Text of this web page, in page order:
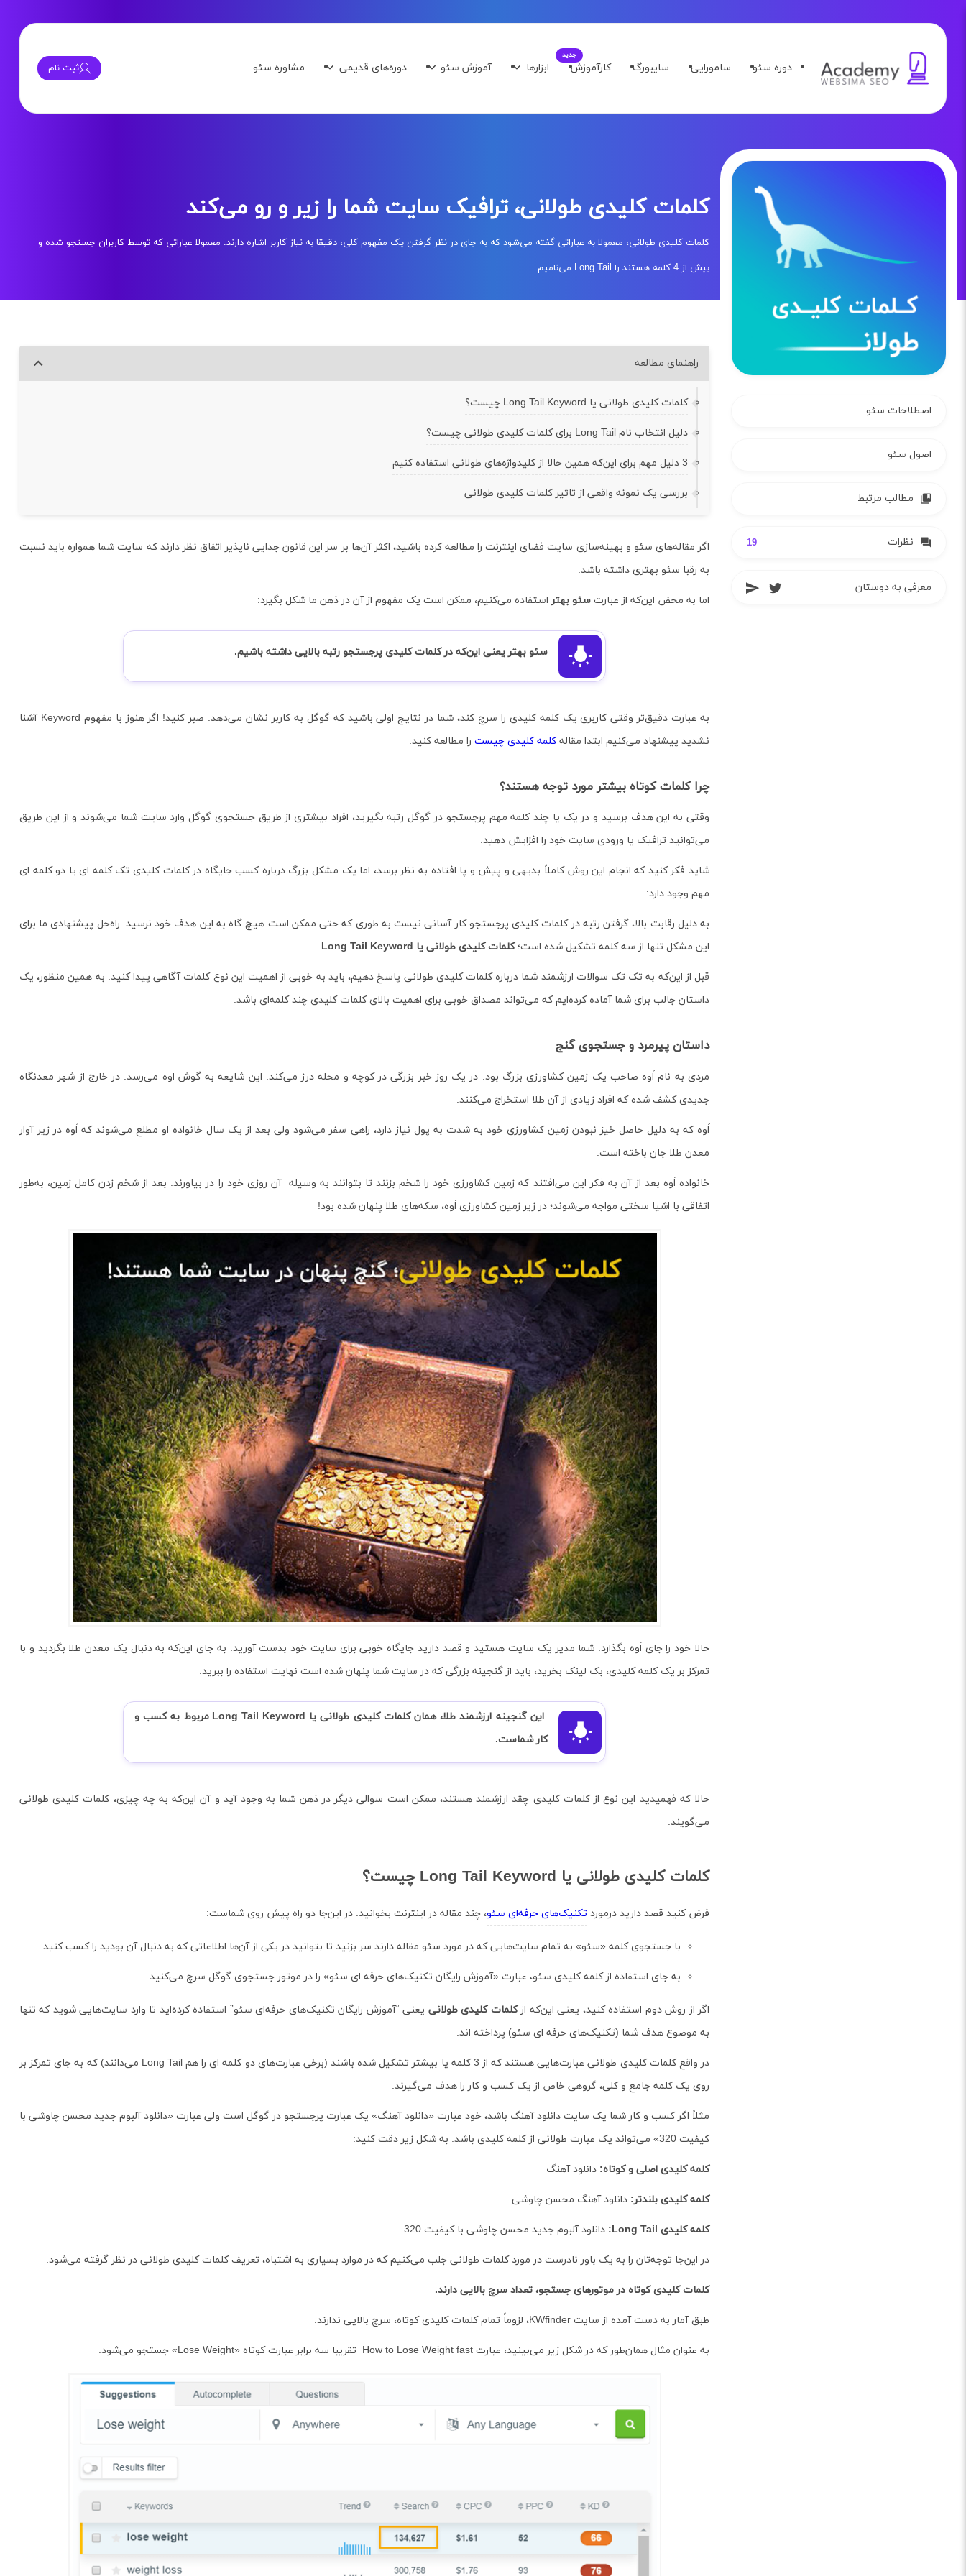
دوره سئو سامورایی سایبورگ کارآموزش ابزارها آموزش سئو دوره‌های قدیمی مشاوره سئو ثبت نام
کلمات کلیدی طولانی، ترافیک سایت شما را زیر و رو می‌کند
کلمات کلیدی طولانی، معمولا به عباراتی گفته می‌شود که به جای در نظر گرفتن یک مفهوم کلی، دقیقا به نیاز کاربر اشاره دارند. معمولا عباراتی که توسط کاربران جستجو شده و
بیش از 4 کلمه هستند را Long Tail می‌نامیم.
راهنمای مطالعه
کلمات کلیدی طولانی یا Long Tail Keyword چیست؟
دلیل انتخاب نام Long Tail برای کلمات کلیدی طولانی چیست؟
3 دلیل مهم برای این‌که همین حالا از کلیدواژه‌های طولانی استفاده کنیم
بررسی یک نمونه واقعی از تاثیر کلمات کلیدی طولانی
اگر مقاله‌های سئو و بهینه‌سازی سایت فضای اینترنت را مطالعه کرده باشید، اکثر آن‌ها بر سر این قانون جدایی ناپذیر اتفاق نظر دارند که سایت شما همواره باید نسبت
به رقبا سئو بهتری داشته باشد.
اما به محض این‌که از عبارت سئو بهتراستفاده می‌کنیم، ممکن است یک مفهوم از آن در ذهن ما شکل بگیرد:
سئو بهتر یعنی این‌که در کلمات کلیدی پرجستجو رتبه بالایی داشته باشیم.
به عبارت دقیق‌تر وقتی کاربری یک کلمه کلیدی را سرچ کند، شما در نتایج اولی باشید که گوگل به کاربر نشان می‌دهد. صبر کنید! اگر هنوز با مفهوم Keyword آشنا
نشدید پیشنهاد می‌کنیم ابتدا مقالهکلمه کلیدی چیست را مطالعه کنید.
چرا کلمات کوتاه بیشتر مورد توجه هستند؟
وقتی به این هدف برسید و در یک یا چند کلمه مهم پرجستجو در گوگل رتبه بگیرید، افراد بیشتری از طریق جستجوی گوگل وارد سایت شما می‌شوند و از این طریق
می‌توانید ترافیک یا ورودی سایت خود را افزایش دهید.
شاید فکر کنید که انجام این روش کاملاً بدیهی و پیش و پا افتاده به نظر برسد، اما یک مشکل بزرگ درباره کسب جایگاه در کلمات کلیدی تک کلمه ای یا دو کلمه ای
مهم وجود دارد:
به دلیل رقابت بالا، گرفتن رتبه در کلمات کلیدی پرجستجو کار آسانی نیست به طوری که حتی ممکن است هیچ گاه به این هدف خود نرسید. راه‌حل پیشنهادی ما برای
این مشکل تنها از سه کلمه تشکیل شده است؛کلمات کلیدی طولانی یا Long Tail Keyword
قبل از این‌که به تک تک سوالات ارزشمند شما درباره کلمات کلیدی طولانی پاسخ دهیم، باید به خوبی از اهمیت این نوع کلمات آگاهی پیدا کنید. به همین منظور، یک
داستان جالب برای شما آماده کرده‌ایم که می‌تواند مصداق خوبی برای اهمیت بالای کلمات کلیدی چند کلمه‌ای باشد.
داستان پیرمرد و جستجوی گنج
مردی به نام اَوه صاحب یک زمین کشاورزی بزرگ بود. در یک روز خبر بزرگی در کوچه و محله درز می‌کند. این شایعه به گوش اوه می‌رسد. در خارج از شهر معدنگاه
جدیدی کشف شده که افراد زیادی از آن طلا استخراج می‌کنند.
اَوه که به دلیل حاصل خیز نبودن زمین کشاورزی خود به شدت به پول نیاز دارد، راهی سفر می‌شود ولی بعد از یک سال خانواده او مطلع می‌شوند که اَوه در زیر آوار
معدن طلا جان باخته است.
خانواده اَوه بعد از آن به فکر این می‌افتند که زمین کشاورزی خود را شخم بزنند تا بتوانند به وسیله آن روزی خود را در بیاورند. بعد از شخم زدن کامل زمین، به‌طور
اتفاقی با اشیا سختی مواجه می‌شوند؛ در زیر زمین کشاورزی اَوه، سکه‌های طلا پنهان شده بود!
حالا خود را جای اَوه بگذارد. شما مدیر یک سایت هستید و قصد دارید جایگاه خوبی برای سایت خود بدست آورید. به جای این‌که به دنبال یک معدن طلا بگردید و با
تمرکز بر یک کلمه کلیدی، بک لینک بخرید، باید از گنجینه بزرگی که در سایت شما پنهان شده است نهایت استفاده را ببرید.
این گنجینه ارزشمند طلا، همان کلمات کلیدی طولانی یا Long Tail Keyword مربوط به کسب و
کار شماست.
حالا که فهمیدید این نوع از کلمات کلیدی چقد ارزشمند هستند، ممکن است سوالی دیگر در ذهن شما به وجود آید و آن این‌که به چه چیزی، کلمات کلیدی طولانی
می‌گویند.
کلمات کلیدی طولانی یا Long Tail Keyword چیست؟
فرض کنید قصد دارید درمورد تکنیک‌های حرفه‌ای سئو، چند مقاله در اینترنت بخوانید. در این‌جا دو راه پیش روی شماست:
با جستجوی کلمه «سئو» به تمام سایت‌هایی که در مورد سئو مقاله دارند سر بزنید تا بتوانید در یکی از آن‌ها اطلاعاتی که به دنبال آن بودید را کسب کنید.
به جای استفاده از کلمه کلیدی سئو، عبارت «آموزش رایگان تکنیک‌های حرفه ای سئو» را در موتور جستجوی گوگل سرچ می‌کنید.
اگر از روش دوم استفاده کنید، یعنی این‌که ازکلمات کلیدی طولانی یعنی “آموزش رایگان تکنیک‌های حرفه‌ای سئو” استفاده کرده‌اید تا وارد سایت‌هایی شوید که تنها
به موضوع هدف شما (تکنیک‌های حرفه ای سئو) پرداخته اند.
در واقع کلمات کلیدی طولانی عبارت‌هایی هستند که از 3 کلمه یا بیشتر تشکیل شده باشند (برخی عبارت‌های دو کلمه ای را هم Long Tail می‌دانند) که به جای تمرکز بر
روی یک کلمه جامع و کلی، گروهی خاص از یک کسب و کار را هدف می‌گیرند.
مثلاً اگر کسب و کار شما یک سایت دانلود آهنگ باشد، خود عبارت «دانلود آهنگ» یک عبارت پرجستجو در گوگل است ولی عبارت «دانلود آلبوم جدید محسن چاوشی با
کیفیت 320» می‌تواند یک عبارت طولانی از کلمه کلیدی باشد. به شکل زیر دقت کنید:
کلمه کلیدی اصلی و کوتاه: دانلود آهنگ
کلمه کلیدی بلندتر: دانلود آهنگ محسن چاوشی
کلمه کلیدی Long Tail
: دانلود آلبوم جدید محسن چاوشی با کیفیت 320
در این‌جا توجه‌تان را به یک باور نادرست در مورد کلمات طولانی جلب می‌کنیم که در موارد بسیاری به اشتباه، تعریف کلمات کلیدی طولانی در نظر گرفته می‌شود.
کلمات کلیدی کوتاه در موتورهای جستجو، تعداد سرچ بالایی دارند.
طبق آمار به دست آمده از سایت KWfinder، لزوماً تمام کلمات کلیدی کوتاه، سرچ بالایی ندارند.
به عنوان مثال همان‌طور که در شکل زیر می‌بینید، عبارت How to Lose Weight fast تقریبا سه برابر عبارت کوتاه «Lose Weight» جستجو می‌شود.
اصطلاحات سئو
اصول سئو
مطالب مرتبط
نظرات 19
معرفی به دوستان